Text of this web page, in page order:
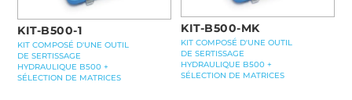
KIT-B500-1
KIT COMPOSÉ D'UNE OUTIL
DE SERTISSAGE
HYDRAULIQUE B500 +
SÉLECTION DE MATRICES
KIT-B500-MK
KIT COMPOSÉ D'UNE OUTIL
DE SERTISSAGE
HYDRAULIQUE B500 +
SÉLECTION DE MATRICES